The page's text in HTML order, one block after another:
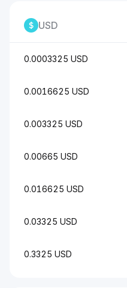
USD
0.0003325 USD
0.0016625 USD
0.003325 USD
0.00665 USD
0.016625 USD
0.03325 USD
0.3325 USD